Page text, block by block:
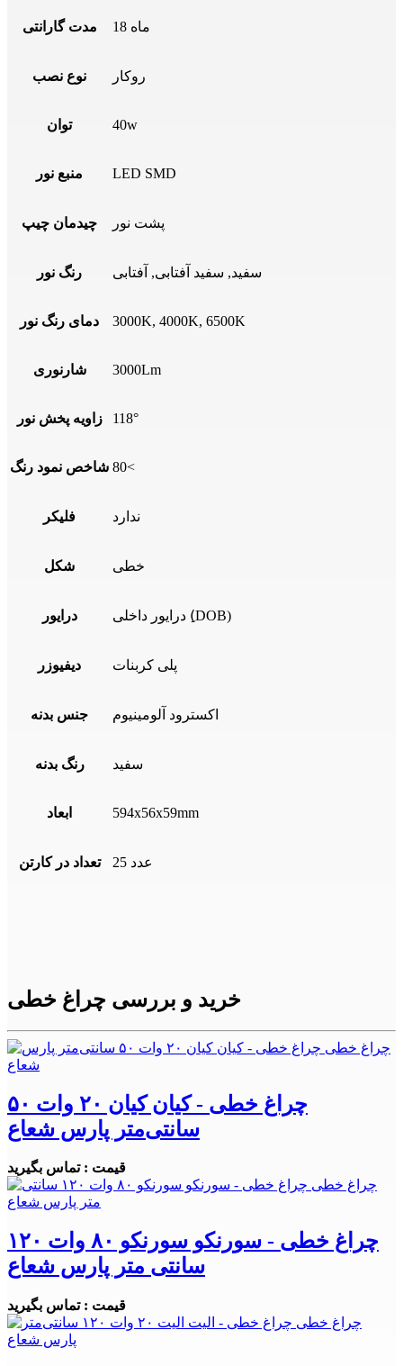
مدت گارانتی 18 ماه
نوع نصب روکار
توان 40w
منبع نور LED SMD
چیدمان چیپ پشت نور
رنگ نور سفید, سفید آفتابی, آفتابی
دمای رنگ نور 3000K, 4000K, 6500K
شارنوری 3000Lm
زاویه پخش نور 118°
شاخص نمود رنگ 80<
فلیکر ندارد
شکل خطی
درایور درایور داخلی (ِDOB)
دیفیوزر پلی کربنات
جنس بدنه اکسترود آلومینیوم
رنگ بدنه سفید
ابعاد 594x56x59mm
تعداد در کارتن 25 عدد
خرید و بررسی چراغ خطی
چراغ خطی - کیان کیان ۲۰ وات ۵۰
سانتی‌متر پارس شعاع
قیمت : تماس بگیرید
چراغ خطی - سورنکو سورنکو ۸۰ وات ۱۲۰
سانتی متر پارس شعاع
قیمت : تماس بگیرید